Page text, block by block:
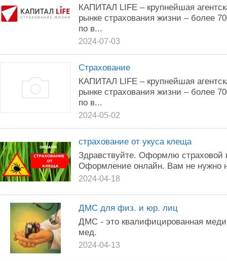
КАПИТАЛ LIFE – крупнейшая
рынке страхования жизни – более
по в...
2024-07-03
Страхование
КАПИТАЛ LIFE – крупнейшая
рынке страхования жизни – более
по в...
2024-05-02
страхование от укуса клеща
Здравствуйте. Оформлю страховой
Оформление онлайн. Вам не нужно
2024-04-18
ДМС для физ. и юр. лиц
ДМС - это квалифицированная
мед.
2024-04-13